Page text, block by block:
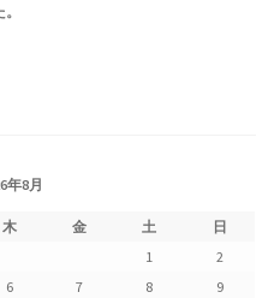
年8月
木 金 土
日
1
2
6 7 8
9